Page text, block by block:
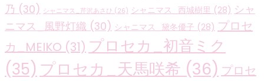
乃 (30) シャニマス_芹沢あさひ (26) シャニマス_西城樹里 (28) シャ
ニマス_風野灯織 (30) シャニマス_黛冬優子 (28) プロセ
カ_MEIKO (31) プロセカ_初音ミク
(35) プロセカ_天馬咲希 (36) プロセ